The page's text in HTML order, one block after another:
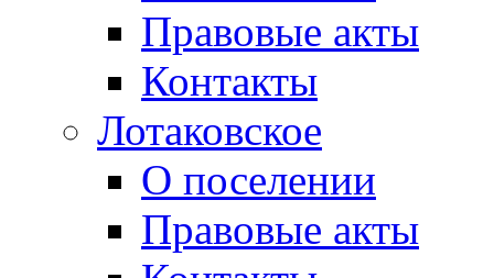
Правовые акты
Контакты
Лотаковское
О поселении
Правовые акты